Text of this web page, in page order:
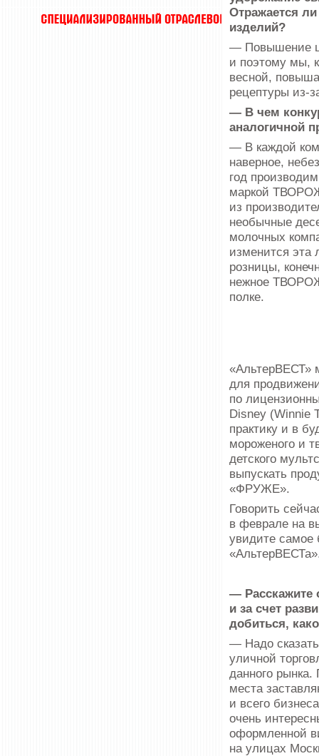
Отражается
изделий?
— Повышение
и поэтому мы,
весной,
рецептуры из-
— В чем
аналогичной
— В каждой
наверное,
год
маркой
из
необычные
молочных
изменится
розницы,
нежное
полке.
«АльтерВЕСТ»
для
по
Disney (Winnie
практику и в
мороженого и
детского
выпускать
«ФРУЖЕ».
Говорить
в феврале на
увидите самое
— Расскажите
и за счет
добиться,
— Надо
уличной
данного рынка.
места
и всего
очень
оформленной
на улицах